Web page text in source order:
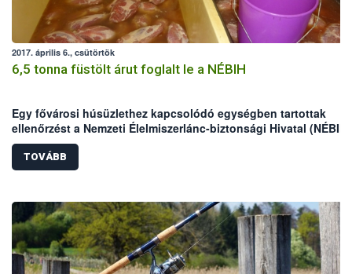
2017. április 6., csütörtök
6,5 tonna füstölt árut foglalt le a NÉBIH
Egy fővárosi húsüzlethez kapcsolódó egységben tartottak
ellenőrzést a Nemzeti Élelmiszerlánc-biztonsági Hivatal (NÉBIH)
szakemberei. A helyszínen mintegy 6,5 tonna nem nyomon
követhető terméket foglaltak le az ellenőrök, valamint – többek
között higiéniai problémák miatt – felfüggesztették az egység
TOVÁBB